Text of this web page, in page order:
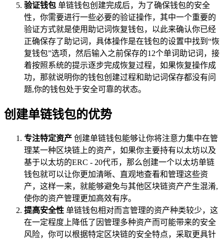
验证钱包 单链钱包创建完成后，为了确保钱包的安全
性，你需要进行一些必要的验证操作，其中一个重要的
验证方式就是使用助记词恢复钱包，以此来确认你已经
正确保存了助记词，具体操作是在钱包的设置中找到“恢
复钱包”选项，然后输入之前保存的12个单词助记词，接
着按照系统的提示逐步完成恢复过程，如果恢复操作成
功，那就说明你的钱包创建过程和助记词保存都没有问
题,你的钱包处于安全可靠的状态。
创建单链钱包的优势
专注特定资产 创建单链钱包能够让你将注意力集中在管
理某一种区块链上的资产，如果你主要持有以太坊以及
基于以太坊的ERC - 20代币，那么创建一个以太坊单链
钱包就可以让你更加清晰、直观地查看和管理这些资
产，这样一来，就能够避免与其他区块链资产产生混淆,
使你的资产管理更加高效有序。
提高安全性 单链钱包相对而言管理的资产种类较少，这
在一定程度上降低了因管理多种资产而可能带来的安全
风险，你可以根据特定区块链的安全特点，采取更具针